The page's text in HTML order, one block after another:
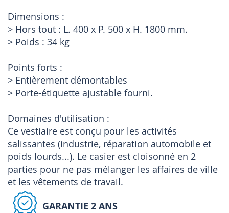
Dimensions :
> Hors tout : L. 400 x P. 500 x H. 1800 mm.
> Poids : 34 kg
Points forts :
> Entièrement démontables
> Porte-étiquette ajustable fourni.
Domaines d'utilisation :
Ce vestiaire est conçu pour les activités
salissantes (industrie, réparation automobile et
poids lourds...). Le casier est cloisonné en 2
parties pour ne pas mélanger les affaires de ville
et les vêtements de travail.
GARANTIE 2 ANS